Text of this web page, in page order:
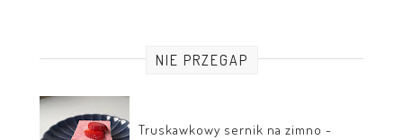
NIE PRZEGAP
Truskawkowy sernik na zimno -